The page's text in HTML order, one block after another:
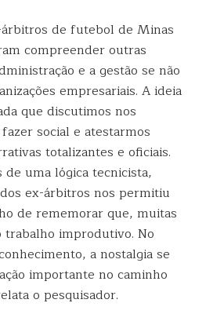
de futebol de Minas
compreender outras
e a gestão se não
empresariais. A ideia
que discutimos nos
social e atestarmos
totalizantes e oficiais.
uma lógica tecnicista,
ex-árbitros nos permitiu
de rememorar que, muitas
trabalho improdutivo. No
a nostalgia se
importante no caminho
o pesquisador.